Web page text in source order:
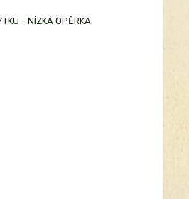
- NÍZKÁ OPĚRKA.